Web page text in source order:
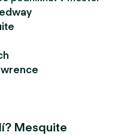
Mesquite